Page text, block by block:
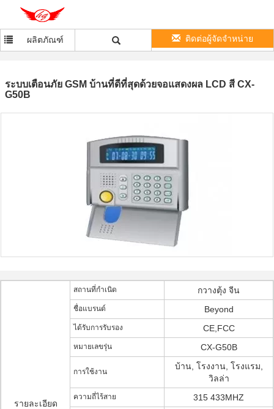
ผลิตภัณฑ์ ติดต่อผู้จัดจำหน่าย
ระบบเตือนภัย GSM บ้านที่ดีที่สุดด้วยจอแสดงผล LCD สี CX-
G50B
รายละเอียด
สถานที่กำเนิด กวางตุ้ง จีน
ชื่อแบรนด์ Beyond
ได้รับการรับรอง CE,FCC
หมายเลขรุ่น CX-G50B
การใช้งาน
บ้าน, โรงงาน, โรงแรม,
วิลล่า
ความถี่ไร้สาย 315 433MHZ